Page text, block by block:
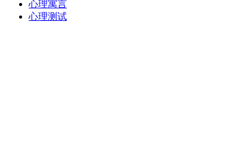
心理寓言
心理测试